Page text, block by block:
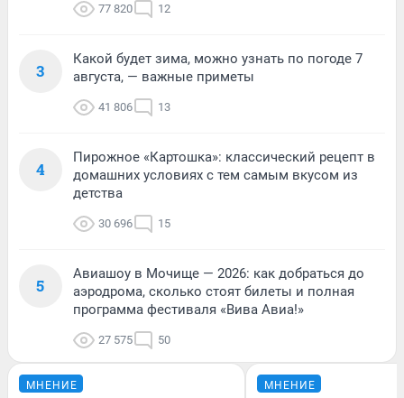
77 820 12
3
Какой будет зима, можно узнать по погоде 7
августа, — важные приметы
41 806 13
4
Пирожное «Картошка»: классический рецепт в
домашних условиях с тем самым вкусом из
детства
30 696 15
5
Авиашоу в Мочище — 2026: как добраться до
аэродрома, сколько стоят билеты и полная
программа фестиваля «Вива Авиа!»
27 575 50
МНЕНИЕ МНЕНИЕ